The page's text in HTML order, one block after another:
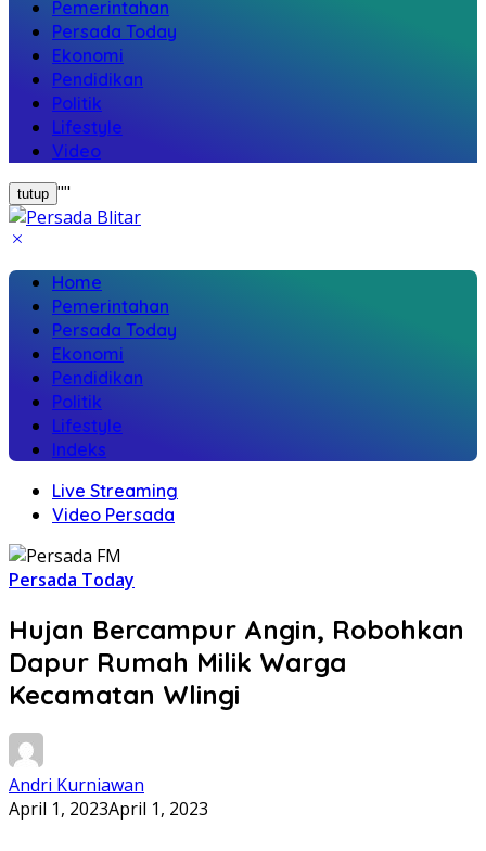
Pemerintahan
Persada Today
Ekonomi
Pendidikan
Politik
Lifestyle
Video
tutup ""
Home
Pemerintahan
Persada Today
Ekonomi
Pendidikan
Politik
Lifestyle
Indeks
Live Streaming
Video Persada
Persada Today
Hujan Bercampur Angin, Robohkan
Dapur Rumah Milik Warga
Kecamatan Wlingi
Andri Kurniawan
April 1, 2023April 1, 2023